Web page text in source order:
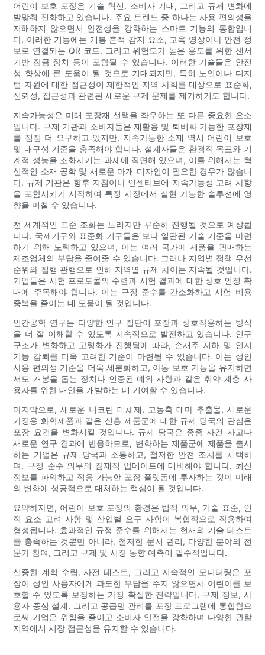
어린이 보호 포장은 기술 혁신, 소비자 기대, 그리고 규제 변화에
발맞춰 진화하고 있습니다. 주요 트렌드 중 하나는 사용 편의성을
저해하지 않으면서 안전성을 강화하는 스마트 기능의 통합입니
다. 이러한 기능에는 개봉 흔적 감지 요소, 교육 영상이나 안전 정
보로 연결되는 QR 코드, 그리고 위험도가 높은 용도를 위한 센서
기반 잠금 장치 등이 포함될 수 있습니다. 이러한 기술들은 안전
성 향상에 큰 도움이 될 것으로 기대되지만, 특히 노인이나 디지
털 자원에 대한 접근성이 제한적인 지역 사회를 대상으로 표준화,
신뢰성, 접근성과 관련된 새로운 규제 문제를 제기하기도 합니다.
지속가능성은 미래 포장재 선택을 좌우하는 또 다른 중요한 요소
입니다. 규제 기관과 소비자들은 재활용 및 퇴비화 가능한 포장재
를 점점 더 요구하고 있지만, 지속가능한 소재 역시 어린이 보호
및 내구성 기준을 충족해야 합니다. 설계자들은 환경적 목표와 기
계적 성능을 조화시키는 과제에 직면해 있으며, 이를 위해서는 혁
신적인 소재 공학 및 새로운 마개 디자인이 필요한 경우가 많습니
다. 규제 기관은 향후 지침이나 인센티브에 지속가능성 고려 사항
을 포함시키기 시작하여 특정 시장에서 실현 가능한 솔루션에 영
향을 미칠 수 있습니다.
전 세계적인 표준 조화는 느리지만 꾸준히 진행될 것으로 예상됩
니다. 국제기구와 표준화 기구들은 보다 일관된 기술 기준을 마련
하기 위해 노력하고 있으며, 이는 여러 국가에 제품을 판매하는
제조업체의 부담을 줄여줄 수 있습니다. 그러나 지역별 정책 우선
순위와 집행 관행으로 인해 지역별 규제 차이는 지속될 것입니다.
기업들은 시험 프로토콜의 수렴과 시험 결과에 대한 상호 인정 확
대에 주목해야 합니다. 이는 규정 준수를 간소화하고 시험 비용
중복을 줄이는 데 도움이 될 것입니다.
인간공학 연구는 다양한 인구 집단이 포장과 상호작용하는 방식
을 더 잘 이해할 수 있도록 지속적으로 발전하고 있습니다. 인구
구조가 변화하고 고령화가 진행됨에 따라, 손재주 저하 및 인지
기능 감퇴를 더욱 고려한 기준이 마련될 수 있습니다. 이는 성인
사용 편의성 기준을 더욱 세분화하고, 아동 보호 기능을 유지하면
서도 개봉을 돕는 장치나 인증된 예외 사항과 같은 취약 계층 사
용자를 위한 대안을 개발하는 데 기여할 수 있습니다.
마지막으로, 새로운 니코틴 대체제, 고농축 대마 추출물, 새로운
가정용 화학제품과 같은 신흥 제품군에 대한 규제 당국의 관심은
포장 요건을 변화시킬 것입니다. 규제 당국은 종종 사건 사고나
새로운 연구 결과에 반응하므로, 변화하는 제품군에 제품을 출시
하는 기업은 규제 당국과 소통하고, 철저한 안전 조치를 채택하
며, 규정 준수 의무의 잠재적 업데이트에 대비해야 합니다. 최신
정보를 파악하고 적응 가능한 포장 플랫폼에 투자하는 것이 미래
의 변화에 ​​성공적으로 대처하는 핵심이 될 것입니다.
요약하자면, 어린이 보호 포장의 환경은 법적 의무, 기술 표준, 인
적 요소 고려 사항 및 산업별 요구 사항이 복합적으로 작용하여
형성됩니다. 효과적인 규정 준수를 위해서는 현재의 기술 테스트
를 충족하는 것뿐만 아니라, 철저한 문서 관리, 다양한 분야의 전
문가 참여, 그리고 규제 및 시장 동향 예측이 필수적입니다.
신중한 계획 수립, 사전 테스트, 그리고 지속적인 모니터링은 포
장이 성인 사용자에게 과도한 부담을 주지 않으면서 어린이를 보
호할 수 있도록 보장하는 가장 확실한 전략입니다. 규제 정보, 사
용자 중심 설계, 그리고 공급망 관리를 포장 프로그램에 통합함으
로써 기업은 위험을 줄이고 소비자 안전을 강화하며 다양한 관할
지역에서 시장 접근성을 유지할 수 있습니다.